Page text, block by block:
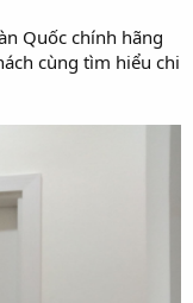
Quốc chính hãng
cùng tìm hiểu chi